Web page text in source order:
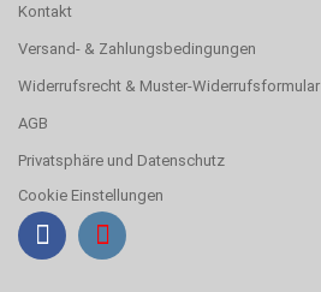
Kontakt
Versand- & Zahlungsbedingungen
Widerrufsrecht & Muster-Widerrufsformular
AGB
Privatsphäre und Datenschutz
Cookie Einstellungen